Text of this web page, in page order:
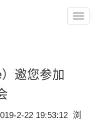
切
邀您参加
2-22 19:53:12 浏